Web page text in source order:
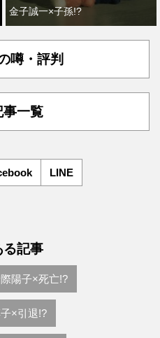
金子誠一×子孫!?
噂・評判
事一覧
LINE
る記事
陽子×死亡!?
×引退!?